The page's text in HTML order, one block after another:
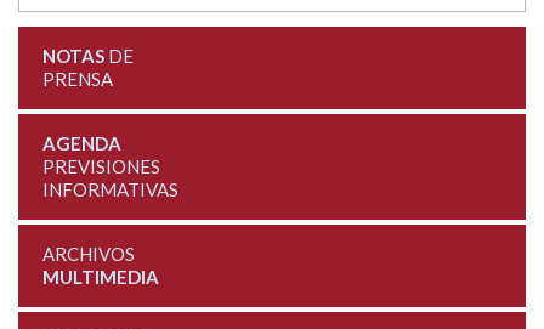
NOTASDE
PRENSA
AGENDA
PREVISIONES
INFORMATIVAS
ARCHIVOS
MULTIMEDIA